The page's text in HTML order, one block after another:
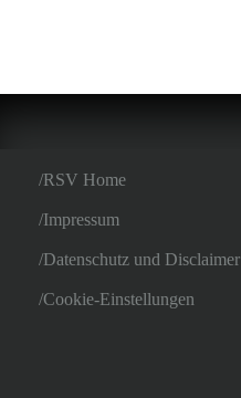
RSV Home
Impressum
Datenschutz und Disclaimer
Cookie-Einstellungen